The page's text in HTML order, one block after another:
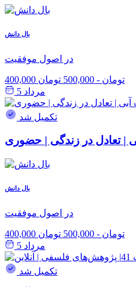
بال دانش
در اصول موفقیت
400,000 تومان - 500,000 تومان
مرداد 5
تکمیل شد
بال دانش
در اصول موفقیت
400,000 تومان - 500,000 تومان
مرداد 5
تکمیل شد